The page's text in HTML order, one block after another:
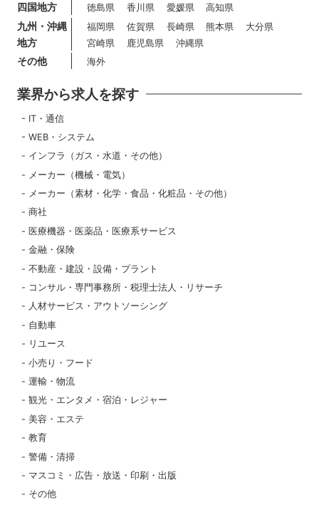
四国地方 徳島県 香川県 愛媛県 高知県
九州・沖縄
地方
福岡県 佐賀県 長崎県 熊本県
大分県
宮崎県
鹿児島県 沖縄県
その他 海外
業界から求人を探す
IT・通信
WEB・システム
インフラ（ガス・水道・その他）
メーカー（機械・電気）
メーカー（素材・化学・食品・化粧品・その他）
商社
医療機器・医薬品・医療系サービス
金融・保険
不動産・建設・設備・プラント
コンサル・専門事務所・税理士法人・リサーチ
人材サービス・アウトソーシング
自動車
リユース
小売り・フード
運輸・物流
観光・エンタメ・宿泊・レジャー
美容・エステ
教育
警備・清掃
マスコミ・広告・放送・印刷・出版
その他